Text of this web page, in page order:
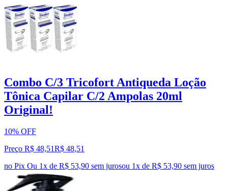
Combo C/3 Tricofort Antiqueda Loção
Tônica Capilar C/2 Ampolas 20ml
Original!
10% OFF
Preço R$ 48,51R$ 48,51
no Pix Ou 1x de R$ 53,90 sem jurosou 1x de R$ 53,90 sem juros